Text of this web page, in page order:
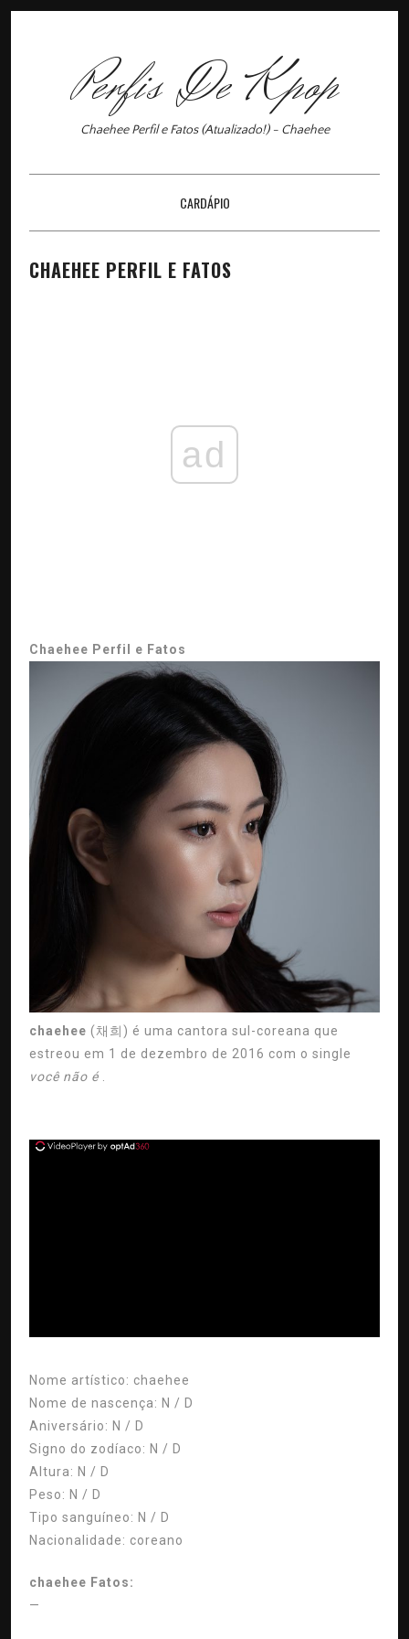
Perfis De Kpop
Chaehee Perfil e Fatos (Atualizado!) - Chaehee
CARDÁPIO
×
CHAEHEE PERFIL E FATOS
ad
Chaehee Perfil e Fatos
chaehee (채희) é uma cantora sul-coreana que
estreou em 1 de dezembro de 2016 com o single
você não é
Nome artístico: chaehee
Nome de nascença: N / D
Aniversário: N / D
Signo do zodíaco: N / D
Altura: N / D
Peso: N / D
Tipo sanguíneo: N / D
Nacionalidade: coreano
chaehee Fatos:
—